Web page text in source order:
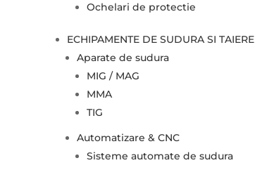
Ochelari de protectie
ECHIPAMENTE DE SUDURA SI TAIERE
Aparate de sudura
MIG / MAG
MMA
TIG
Automatizare & CNC
Sisteme automate de sudura